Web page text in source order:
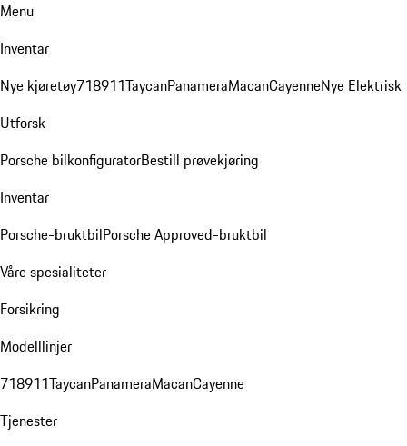
Menu
Inventar
Nye kjøretøy718911TaycanPanameraMacanCayenneNye Elektrisk
Utforsk
Porsche bilkonfiguratorBestill prøvekjøring
Inventar
Porsche-bruktbilPorsche Approved-bruktbil
Våre spesialiteter
Forsikring
Modelllinjer
718911TaycanPanameraMacanCayenne
Tjenester